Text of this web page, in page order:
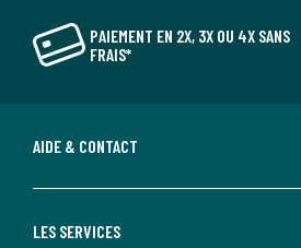
PAIEMENT EN 2X, 3X OU 4X SANS
FRAIS*
AIDE & CONTACT
LES SERVICES